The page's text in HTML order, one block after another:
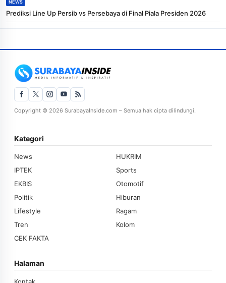
NEWS
Prediksi Line Up Persib vs Persebaya di Final Piala Presiden 2026
Copyright © 2026 SurabayaInside.com – Semua hak cipta dilindungi.
Kategori
News
HUKRIM
IPTEK
Sports
EKBIS
Otomotif
Politik
Hiburan
Lifestyle
Ragam
Tren
Kolom
CEK FAKTA
Halaman
Kontak